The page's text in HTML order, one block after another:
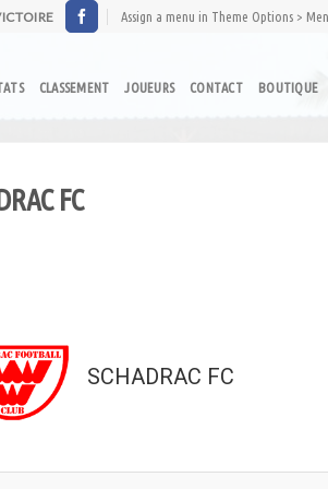
Assign a menu in Theme Options >
CLASSEMENT JOUEURS CONTACT BOUTIQUE
FC
SCHADRAC FC